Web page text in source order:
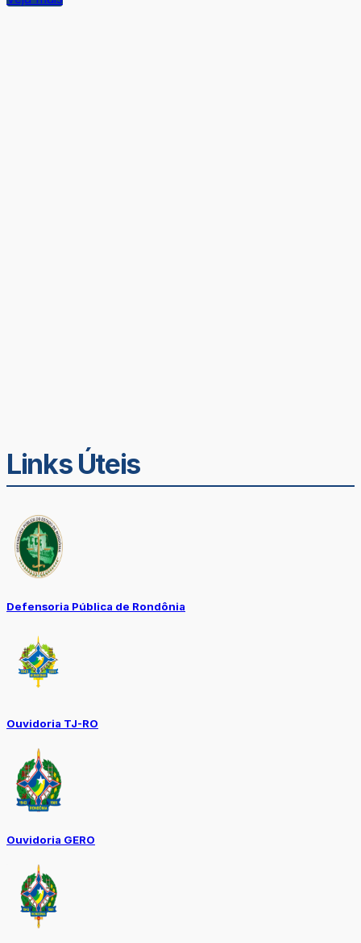
Links Úteis
Defensoria Pública de Rondônia
Ouvidoria TJ-RO
Ouvidoria GERO